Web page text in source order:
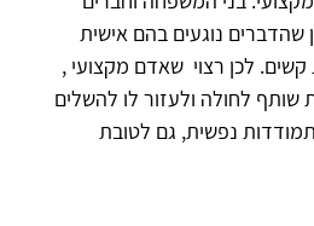
שהדברים נוגעים בהם אישית
קשים. לכן רצוי שאדם מקצועי ,
שותף לחולה ולעזור לו להשלים
נפשית, גם לטובת